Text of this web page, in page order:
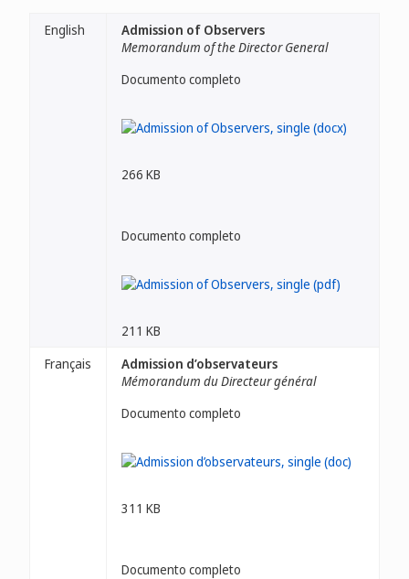
English
Admission of Observers
Memorandum of the Director General
Documento completo
266 KB
Documento completo
211 KB
Français
Admission d’observateurs
Mémorandum du Directeur général
Documento completo
311 KB
Documento completo